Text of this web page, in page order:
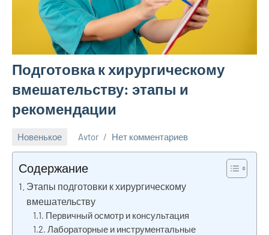
Подготовка к хирургическому
вмешательству: этапы и
рекомендации
Новенькое
2026
Avtor Нет комментариев
Содержание
Этапы подготовки к хирургическому
вмешательству
Первичный осмотр и консультация
Лабораторные и инструментальные